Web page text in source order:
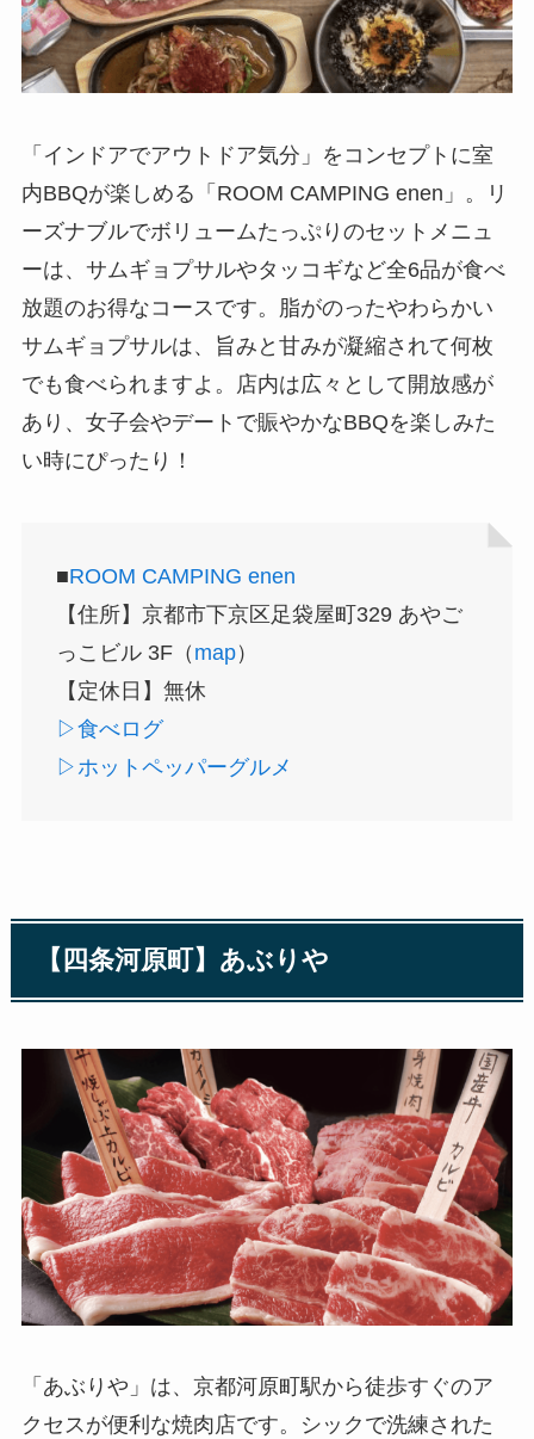
「インドアでアウトドア気分」をコンセプトに室
内BBQが楽しめる「ROOM CAMPING enen」。リ
ーズナブルでボリュームたっぷりのセットメニュ
ーは、サムギョプサルやタッコギなど全6品が食べ
放題のお得なコースです。脂がのったやわらかい
サムギョプサルは、旨みと甘みが凝縮されて何枚
でも食べられますよ。店内は広々として開放感が
あり、女子会やデートで賑やかなBBQを楽しみた
い時にぴったり！
■ROOM CAMPING enen
【住所】京都市下京区足袋屋町329 あやご
っこビル 3F（ map）
【定休日】無休
▷食べログ
▷ホットペッパーグルメ
【四条河原町】あぶりや
「あぶりや」は、京都河原町駅から徒歩すぐのア
クセスが便利な焼肉店です。シックで洗練された